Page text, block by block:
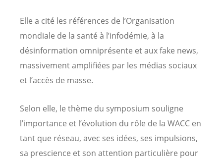
Elle a cité les références de l’Organisation
mondiale de la santé à l’infodémie, à la
désinformation omniprésente et aux fake news,
massivement amplifiées par les médias sociaux
et l’accès de masse.
Selon elle, le thème du symposium souligne
l’importance et l’évolution du rôle de la WACC en
tant que réseau, avec ses idées, ses impulsions,
sa prescience et son attention particulière pour